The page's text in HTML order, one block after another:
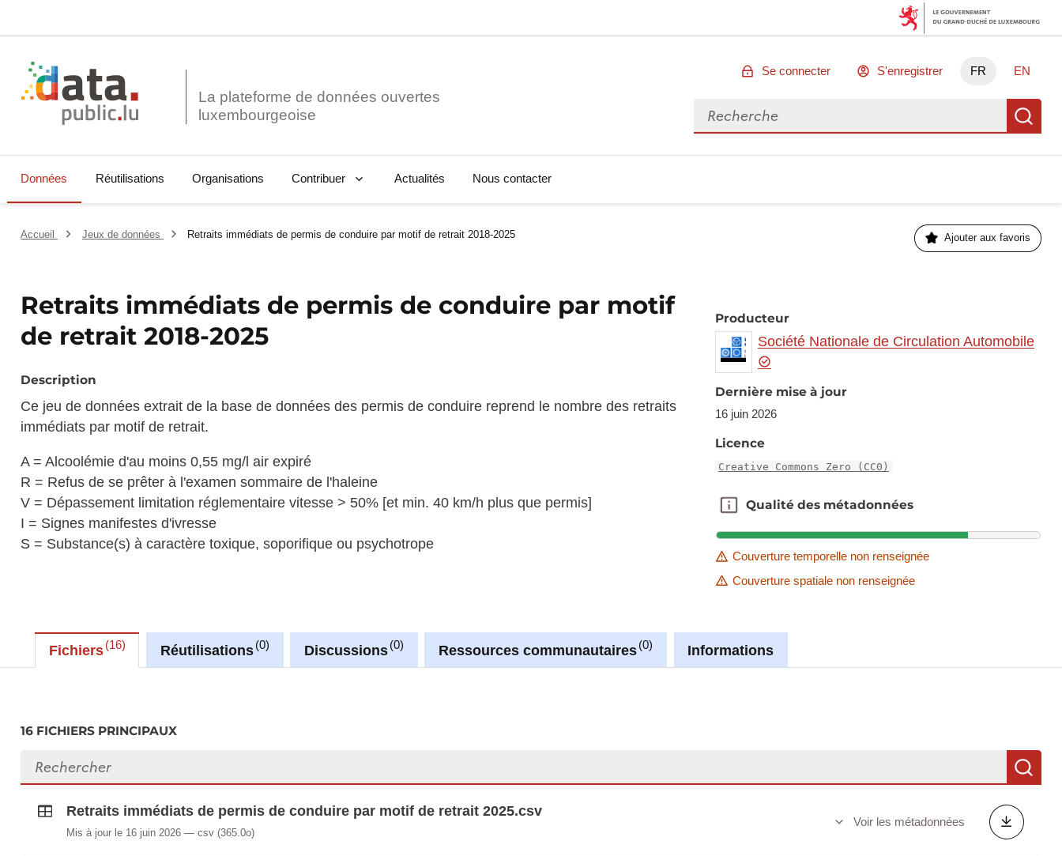
La plateforme de données ouvertes
Se connecter S'enregistrer FR EN
Rechercher des données
Données Réutilisations Organisations Contribuer Actualités Nous contacter
Accueil Jeux de données Retraits immédiats de permis de conduire par motif de retrait 2018-2025 Ajouter aux favoris
Retraits immédiats de permis de conduire par motif
de retrait 2018-2025
Description
Ce jeu de données extrait de la base de données des permis de conduire reprend le nombre des retraits
immédiats par motif de retrait.
A = Alcoolémie d'au moins 0,55 mg/l air expiré
R = Refus de se prêter à l'examen sommaire de l'haleine
V = Dépassement limitation réglementaire vitesse > 50% [et min. 40 km/h plus que permis]
I = Signes manifestes d'ivresse
S = Substance(s) à caractère toxique, soporifique ou psychotrope
Producteur
Société Nationale de Circulation Automobile
Dernière mise à jour
16 juin 2026
Licence
Creative Commons Zero (CC0)
Qualité des métadonnées
Qualité des métadonnées
Couverture temporelle non renseignée
Couverture spatiale non renseignée
Fichiers 16 Réutilisations 0 Discussions 0 Ressources communautaires 0 Informations
16 FICHIERS PRINCIPAUX
Rechercher des fichiers
Retraits immédiats de permis de conduire par motif de retrait 2025.csv
Mis à jour le 16 juin 2026 csv(365.0o)
Voir les métadonnées